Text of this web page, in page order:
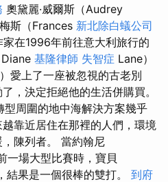
奧黛麗·威爾斯（Audrey
斯（Frances 新北除白蟻公司
在1996年前往意大利旅行的
Diane 基隆律師 失智症 Lane）
愛上了一座被忽視的古老別
，決定拒絕他的生活併購買。
型周圍的地中海解決方案幾乎
靠近居住在那裡的人們，環境
陳列者。 當約翰尼
一場大型比賽時，寶貝
結果是一個很棒的雙打。 到府